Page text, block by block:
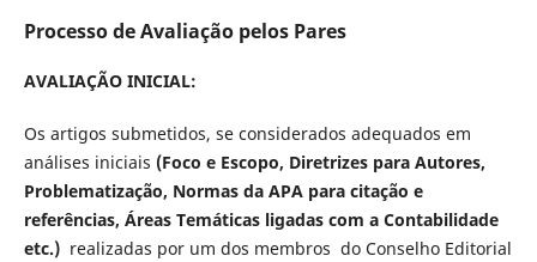
Processo de Avaliação pelos Pares
AVALIAÇÃO INICIAL:
Os artigos submetidos, se considerados adequados em
análises iniciais (Foco e Escopo, Diretrizes para Autores,
Problematização, Normas da APA para citação e
referências, Áreas Temáticas ligadas com a Contabilidade
etc.) realizadas por um dos membros do Conselho Editorial